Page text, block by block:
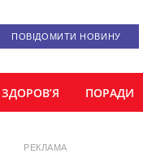
ПОВІДОМИТИ НОВИНУ
ЗДОРОВ’Я ПОРАДИ
РЕКЛАМА